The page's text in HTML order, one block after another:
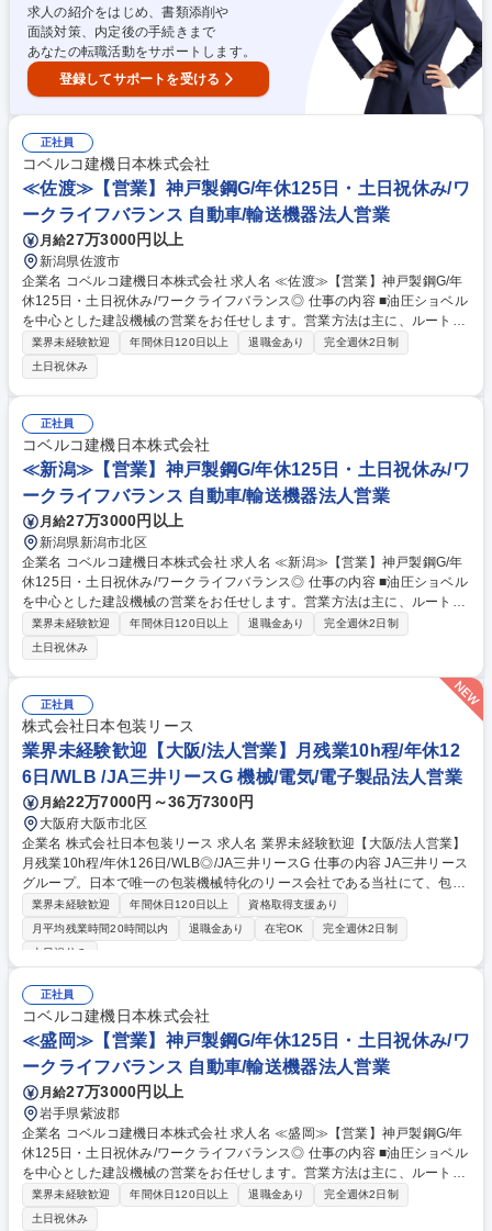
求人の紹介をはじめ、書類添削や
面談対策、内定後の手続きまで
あなたの転職活動をサポートします。
登録してサポートを受ける
正社員
コベルコ建機日本株式会社
≪佐渡≫【営業】神戸製鋼G/年休125日・土日祝休み/ワ
ークライフバランス 自動車/輸送機器法人営業
月給27万3000円以上
新潟県佐渡市
企業名 コベルコ建機日本株式会社 求人名 ≪佐渡≫【営業】神戸製鋼G/年
休125日・土日祝休み/ワークライフバランス◎ 仕事の内容 ■油圧ショベル
を中心とした建設機械の営業をお任せします。営業方法は主に、ルート営
業となり、建設会社や建機のレンタル会社等を対象にコベルコ建機製の建
設機械を販売します。 既存のお客様が中心になる為、買い替えの提案がメ
インとなります。他にも、新規のお客様への開拓営業や、販売代理店のフ
ォローを行います。建設機械の販売においては、販売後も機械が問題なく
稼働できるように社内の整備部門と連携して顧客のサポートを行います。
目標管理については、実績に応じて営業所単位の目標から個人目標に販売
台数が割り振られます。 募集職種 ≪佐渡≫【営業】神戸製鋼G/年休125
日・土日祝休み/ワークライフバランス◎
業界未経験歓迎 年間休日120日以上 退職金あり
完全週休2日制
土日祝休み
正社員
コベルコ建機日本株式会社
≪新潟≫【営業】神戸製鋼G/年休125日・土日祝休み/ワ
ークライフバランス 自動車/輸送機器法人営業
月給27万3000円以上
新潟県新潟市北区
企業名 コベルコ建機日本株式会社 求人名 ≪新潟≫【営業】神戸製鋼G/年
休125日・土日祝休み/ワークライフバランス◎ 仕事の内容 ■油圧ショベル
を中心とした建設機械の営業をお任せします。営業方法は主に、ルート営
業となり、建設会社や建機のレンタル会社等を対象にコベルコ建機製の建
設機械を販売します。 既存のお客様が中心になる為、買い替えの提案がメ
インとなります。他にも、新規のお客様への開拓営業や、販売代理店のフ
ォローを行います。建設機械の販売においては、販売後も機械が問題なく
稼働できるように社内の整備部門と連携して顧客のサポートを行います。
目標管理については、実績に応じて営業所単位の目標から個人目標に販売
台数が割り振られます。 募集職種 ≪新潟≫【営業】神戸製鋼G/年休125
日・土日祝休み/ワークライフバランス◎
業界未経験歓迎 年間休日120日以上 退職金あり
完全週休2日制
土日祝休み
正社員
株式会社日本包装リース
業界未経験歓迎【大阪/法人営業】月残業10h程/年休12
6日/WLB /JA三井リースG 機械/電気/電子製品法人営業
月給22万7000円～36万7300円
大阪府大阪市北区
企業名 株式会社日本包装リース 求人名 業界未経験歓迎【大阪/法人営業】
月残業10h程/年休126日/WLB◎/JA三井リースG 仕事の内容 JA三井リース
グループ。日本で唯一の包装機械特化のリース会社である当社にて、包装
機械メーカーや食品製造メーカーなどへの法人営業をお任せします。【働
き方】残業10時間程度・転勤無・直行直帰可能です。 【業務の流れ】顧
客訪問→設備投資状況のヒアリング→リース・割賦販売(売買代金の支払
査及びヒアリング→契約※顧客は機械メーカーからの紹介が主となります
が、新規営業も一部お任せします。また顧客の課題解決に繋がる機械等の
提案・販売も行っています。【商材】計量器・ラベル貼機・シール強度測
定器等 商品紹介ページhttp://www.jpml.jp/service/ 募集職種 業界未経験歓
迎【大阪/法人営業】月残業10h程/年休126日/WLB◎/JA三井リースG
業界未経験歓迎 年間休日120日以上
資格取得支援あり
月平均残業時間20時間以内
退職金あり 在宅OK
完全週休2日制
土日祝休み
正社員
コベルコ建機日本株式会社
≪盛岡≫【営業】神戸製鋼G/年休125日・土日祝休み/ワ
ークライフバランス 自動車/輸送機器法人営業
月給27万3000円以上
岩手県紫波郡
企業名 コベルコ建機日本株式会社 求人名 ≪盛岡≫【営業】神戸製鋼G/年
休125日・土日祝休み/ワークライフバランス◎ 仕事の内容 ■油圧ショベル
を中心とした建設機械の営業をお任せします。営業方法は主に、ルート営
業となり、建設会社や建機のレンタル会社等を対象にコベルコ建機製の建
設機械を販売します。 既存のお客様が中心になる為、買い替えの提案がメ
業界未経験歓迎 年間休日120日以上 退職金あり
完全週休2日制
土日祝休み